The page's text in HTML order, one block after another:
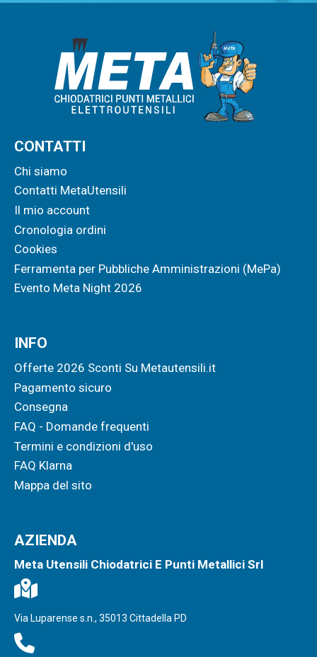
CONTATTI
Chi siamo
Contatti MetaUtensili
Il mio account
Cronologia ordini
Cookies
Ferramenta per Pubbliche Amministrazioni (MePa)
Evento Meta Night 2026
INFO
Offerte 2026 Sconti Su Metautensili.it
Pagamento sicuro
Consegna
FAQ - Domande frequenti
Termini e condizioni d'uso
FAQ Klarna
Mappa del sito
AZIENDA
Meta Utensili Chiodatrici E Punti Metallici Srl
Via Luparense s.n., 35013 Cittadella PD